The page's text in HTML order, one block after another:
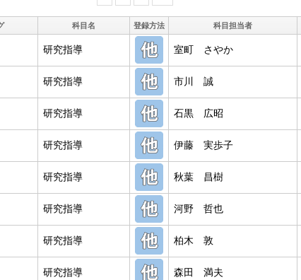
科目名 登録方法 科目担当者
研究指導 室町 さやか
研究指導 市川 誠
研究指導 石黒 広昭
研究指導 伊藤 実歩子
研究指導 秋葉 昌樹
研究指導 河野 哲也
研究指導 柏木 敦
研究指導 森田 満夫